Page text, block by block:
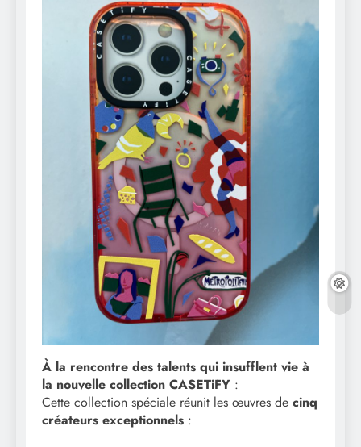
À la rencontre des talents qui insufflent vie à
la nouvelle collection CASETiFY :
Cette collection spéciale réunit les œuvres de cinq
créateurs exceptionnels :